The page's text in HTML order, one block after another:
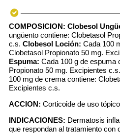
COMPOSICION: Clobesol
ungüento contiene: Clobetasol
c.s. Clobesol Loción: Cada 100
Clobetasol Propionato 50 mg.
Espuma: Cada 100 g de espuma
Propionato 50 mg. Excipientes c.s.
100 mg de crema contiene:
Excipientes c.s.
ACCION: Corticoide de uso
INDICACIONES: Dermatosis
que respondan al tratamiento con